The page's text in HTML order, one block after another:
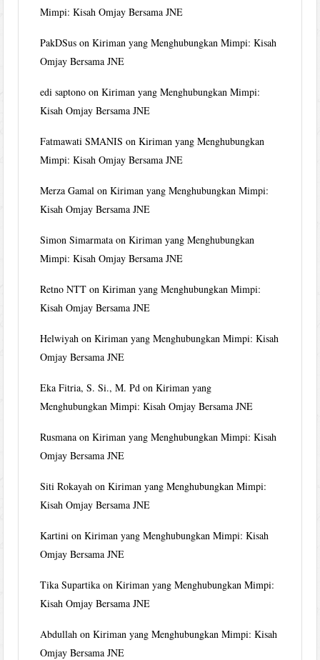
Mimpi: Kisah Omjay Bersama JNE
PakDSus onKiriman yang Menghubungkan Mimpi: Kisah
Omjay Bersama JNE
edi saptono onKiriman yang Menghubungkan Mimpi:
Kisah Omjay Bersama JNE
Fatmawati SMANIS onKiriman yang Menghubungkan
Mimpi: Kisah Omjay Bersama JNE
Merza Gamal onKiriman yang Menghubungkan Mimpi:
Kisah Omjay Bersama JNE
Simon Simarmata onKiriman yang Menghubungkan
Mimpi: Kisah Omjay Bersama JNE
Retno NTT onKiriman yang Menghubungkan Mimpi:
Kisah Omjay Bersama JNE
Helwiyah onKiriman yang Menghubungkan Mimpi: Kisah
Omjay Bersama JNE
Eka Fitria, S. Si., M. Pd onKiriman yang
Menghubungkan Mimpi: Kisah Omjay Bersama JNE
Rusmana onKiriman yang Menghubungkan Mimpi: Kisah
Omjay Bersama JNE
Siti Rokayah onKiriman yang Menghubungkan Mimpi:
Kisah Omjay Bersama JNE
Kartini onKiriman yang Menghubungkan Mimpi: Kisah
Omjay Bersama JNE
Tika Supartika onKiriman yang Menghubungkan Mimpi:
Kisah Omjay Bersama JNE
Abdullah onKiriman yang Menghubungkan Mimpi: Kisah
Omjay Bersama JNE